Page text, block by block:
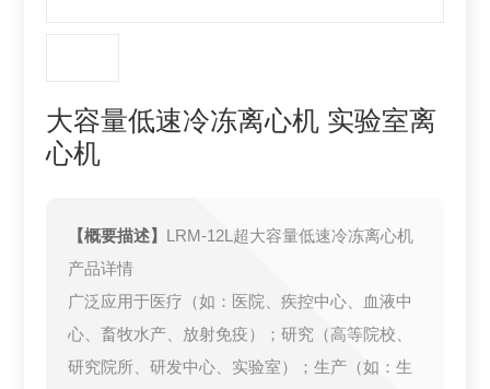
大容量低速冷冻离心机 实验室离
心机
【概要描述】 LRM-12L超大容量低速冷冻离心机
产品详情
广泛应用于医疗（如：医院、疾控中心、血液中
心、畜牧水产、放射免疫）；研究（高等院校、
研究院所、研发中心、实验室）；生产（如：生